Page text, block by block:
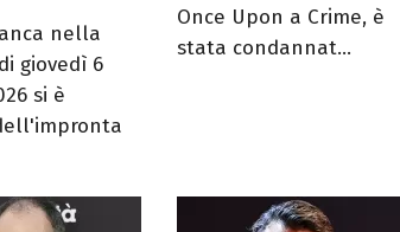
nella
giovedì 6
si è
Once Upon a Crime, è
stata condannat...